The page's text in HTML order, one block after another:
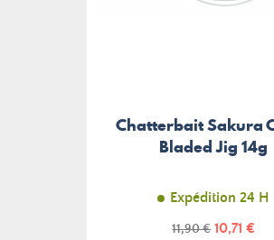
Chatterbait Sakura
Bladed Jig 14g
Expédition 24 H
Prix
11,90 € Prix
10,71 €